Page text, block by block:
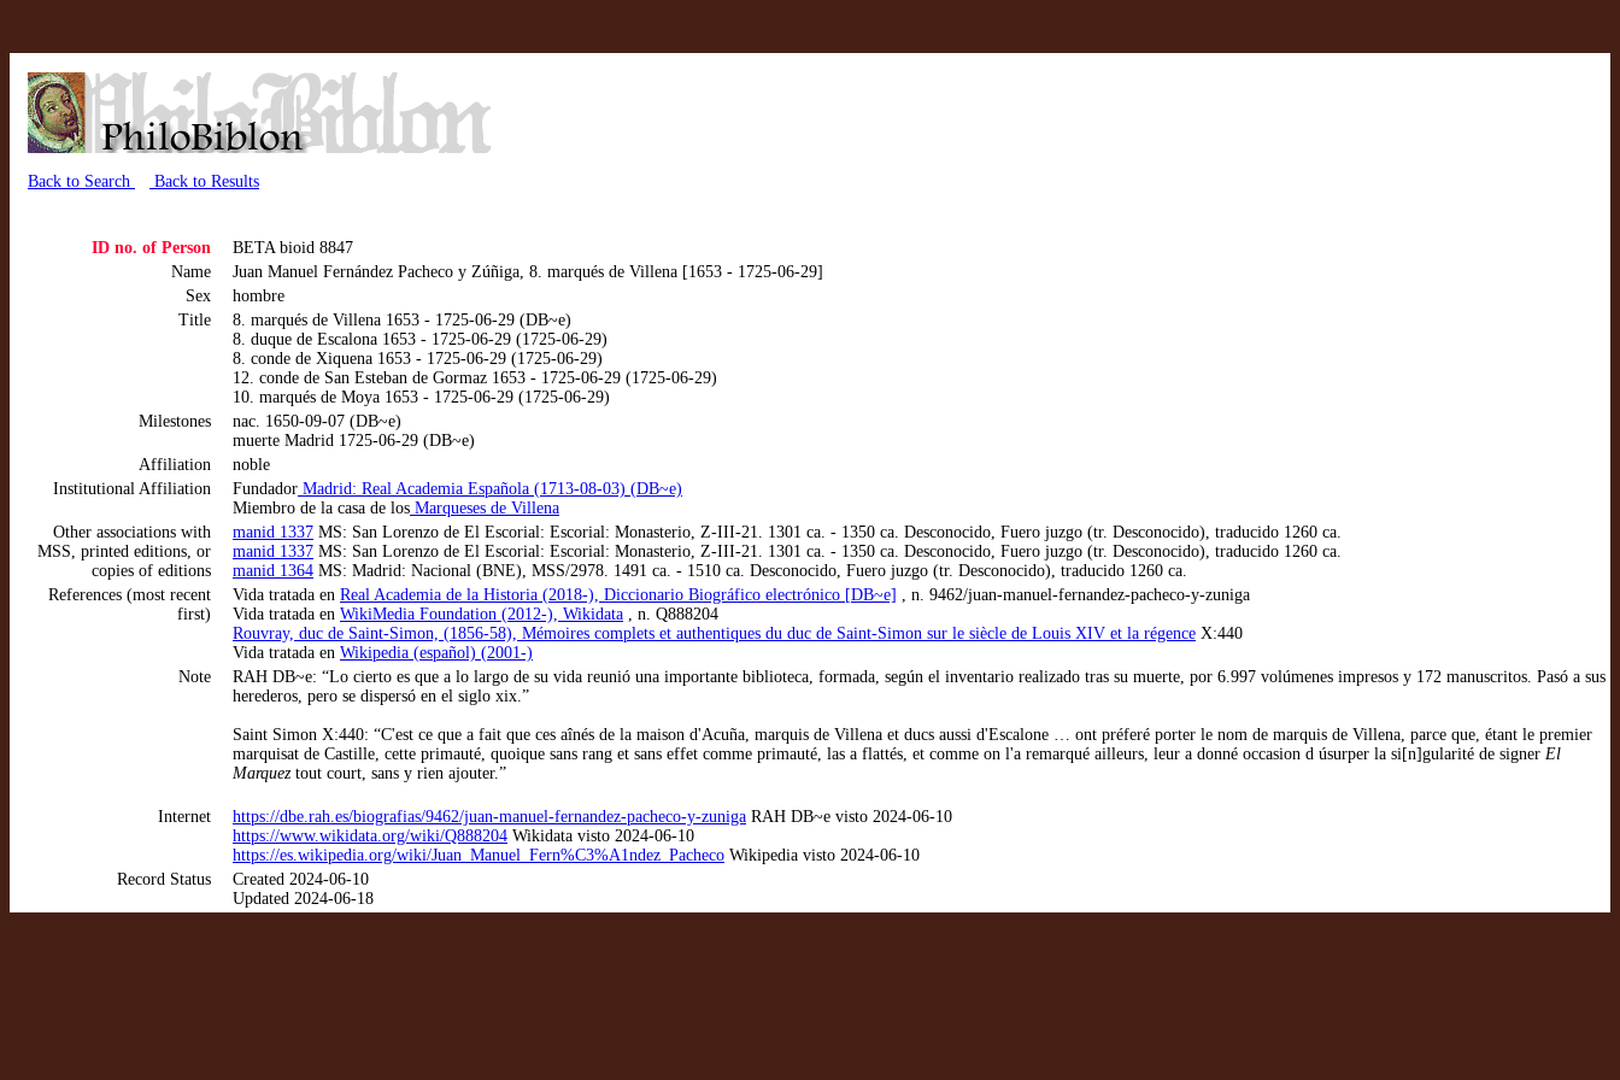
Back to Search Back to Results
ID no. of Person
BETA bioid 8847
Name
Juan Manuel Fernández Pacheco y Zúñiga, 8. marqués de Villena [1653 - 1725-06-29]
Sex
hombre
Title
8. marqués de Villena 1653 - 1725-06-29 (DB~e)
8. duque de Escalona 1653 - 1725-06-29 (1725-06-29)
8. conde de Xiquena 1653 - 1725-06-29 (1725-06-29)
12. conde de San Esteban de Gormaz 1653 - 1725-06-29 (1725-06-29)
10. marqués de Moya 1653 - 1725-06-29 (1725-06-29)
Milestones
nac. 1650-09-07 (DB~e)
muerte Madrid 1725-06-29 (DB~e)
Affiliation
noble
Institutional Affiliation
Fundador Madrid: Real Academia Española (1713-08-03) (DB~e)
Miembro de la casa de los Marqueses de Villena
Other associations with
MSS, printed editions, or
copies of editions
manid 1337 MS: San Lorenzo de El Escorial: Escorial: Monasterio, Z-III-21. 1301 ca. - 1350 ca. Desconocido, Fuero juzgo (tr. Desconocido), traducido 1260 ca.
manid 1337 MS: San Lorenzo de El Escorial: Escorial: Monasterio, Z-III-21. 1301 ca. - 1350 ca. Desconocido, Fuero juzgo (tr. Desconocido), traducido 1260 ca.
manid 1364 MS: Madrid: Nacional (BNE), MSS/2978. 1491 ca. - 1510 ca. Desconocido, Fuero juzgo (tr. Desconocido), traducido 1260 ca.
References (most recent
first)
Vida tratada en Real Academia de la Historia (2018-), Diccionario Biográfico electrónico [DB~e] , n. 9462/juan-manuel-fernandez-pacheco-y-zuniga
Vida tratada en WikiMedia Foundation (2012-), Wikidata , n. Q888204
Rouvray, duc de Saint-Simon, (1856-58), Mémoires complets et authentiques du duc de Saint-Simon sur le siècle de Louis XIV et la régence X:440
Vida tratada en Wikipedia (español) (2001-)
Note
RAH DB~e: “Lo cierto es que a lo largo de su vida reunió una importante biblioteca, formada, según el inventario realizado tras su muerte, por 6.997 volúmenes impresos y 172 manuscritos. Pasó a sus
herederos, pero se dispersó en el siglo xix.”
Saint Simon X:440: “C'est ce que a fait que ces aînés de la maison d'Acuña, marquis de Villena et ducs aussi d'Escalone … ont préferé porter le nom de marquis de Villena, parce que, étant le premier
marquisat de Castille, cette primauté, quoique sans rang et sans effet comme primauté, las a flattés, et comme on l'a remarqué ailleurs, leur a donné occasion d úsurper la si[n]gularité de signer El
Marqueztout court, sans y rien ajouter.”
Internet https://dbe.rah.es/biografias/9462/juan-manuel-fernandez-pacheco-y-zuniga RAH DB~e visto 2024-06-10
https://www.wikidata.org/wiki/Q888204 Wikidata visto 2024-06-10
https://es.wikipedia.org/wiki/Juan_Manuel_Fern%C3%A1ndez_Pacheco Wikipedia visto 2024-06-10
Record Status
Created 2024-06-10
Updated 2024-06-18